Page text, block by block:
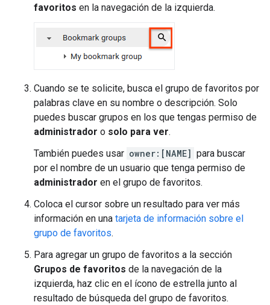
favoritos en la navegación de la izquierda.
Cuando se te solicite, busca el grupo de favoritos por
palabras clave en su nombre o descripción. Solo
puedes buscar grupos en los que tengas permiso de
administrador o solo para ver.
También puedes usar owner:[NAME]
para buscar
por el nombre de un usuario que tenga permiso de
administrador en el grupo de favoritos.
Coloca el cursor sobre un resultado para ver más
información en una tarjeta de información sobre el
grupo de favoritos.
Para agregar un grupo de favoritos a la sección
Grupos de favoritos de la navegación de la
izquierda, haz clic en el ícono de estrella junto al
resultado de búsqueda del grupo de favoritos.